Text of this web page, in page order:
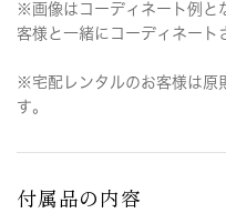
※画像はコーディネート例と
客様と一緒にコーディネート
※宅配レンタルのお客様は原
す。
付属品の内容